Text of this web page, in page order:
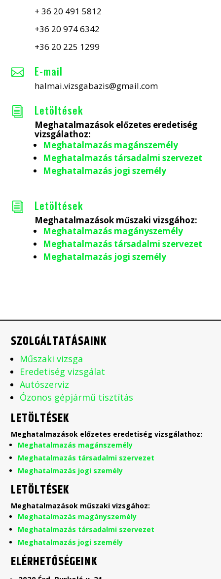
+ 36 20 491 5812
+36 20 974 6342
+36 20 225 1299
 E-mail
halmai.vizsgabazis@gmail.com
i Letöltések
Meghatalmazások előzetes eredetiség
vizsgálathoz:
Meghatalmazás magánszemély
Meghatalmazás társadalmi szervezet
Meghatalmazás jogi személy
i Letöltések
Meghatalmazások műszaki vizsgához:
Meghatalmazás magányszemély
Meghatalmazás társadalmi szervezet
Meghatalmazás jogi személy
SZOLGÁLTATÁSAINK
Műszaki vizsga
Eredetiség vizsgálat
Autószerviz
Ózonos gépjármű tisztítás
LETÖLTÉSEK
Meghatalmazások előzetes eredetiség vizsgálathoz:
Meghatalmazás magánszemély
Meghatalmazás társadalmi szervezet
Meghatalmazás jogi személy
LETÖLTÉSEK
Meghatalmazások műszaki vizsgához:
Meghatalmazás magányszemély
Meghatalmazás társadalmi szervezet
Meghatalmazás jogi személy
ELÉRHETŐSÉGEINK